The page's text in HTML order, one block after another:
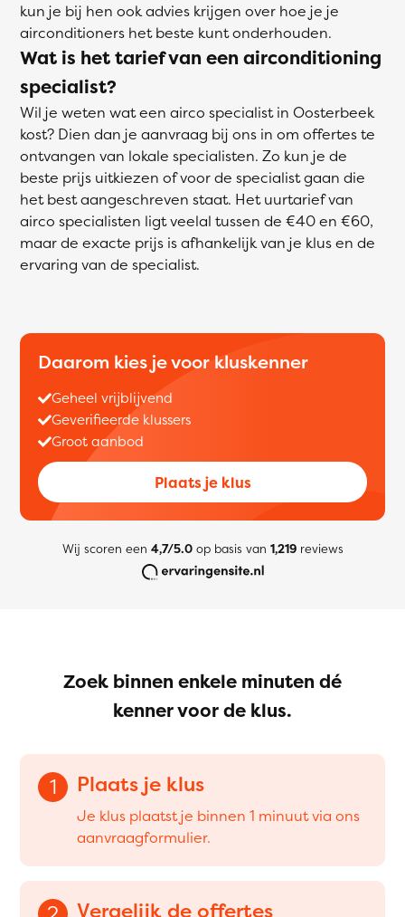
kun je bij hen ook advies krijgen over hoe je je
airconditioners het beste kunt onderhouden.
Wat is het tarief van een airconditioning
specialist?
Wil je weten wat een airco specialist in Oosterbeek
kost? Dien dan je aanvraag bij ons in om offertes te
ontvangen van lokale specialisten. Zo kun je de
beste prijs uitkiezen of voor de specialist gaan die
het best aangeschreven staat. Het uurtarief van
airco specialisten ligt veelal tussen de €40 en €60,
maar de exacte prijs is afhankelijk van je klus en de
ervaring van de specialist.
Daarom kies je voor kluskenner
Geheel vrijblijvend
Geverifieerde klussers
Groot aanbod
Plaats je klus
Wij scoren een 4,7/5.0op basis van 1,219reviews
Zoek binnen enkele minuten dé
kenner voor de klus.
1 Plaats je klus
Je klus plaatst je binnen 1 minuut via ons
aanvraagformulier.
Vergelijk de offertes